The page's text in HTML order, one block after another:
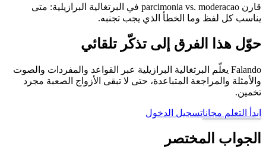
قارن parcimonia vs. moderacao في البرتغالية البرازيلية: متى
يناسب كل لفظ وما الخطأ الذي يجب تجنبه.
حوّل هذا الفرق إلى تذكّر تلقائي
Falando يعلّم البرتغالية البرازيلية عبر القواعد والمفردات والصوت
والأمثلة والمراجعة المتباعدة، حتى لا تبقى الأزواج الصعبة مجرد
تخمين.
ابدأ التعلم مجاناتسجيل الدخول
الجواب المختصر